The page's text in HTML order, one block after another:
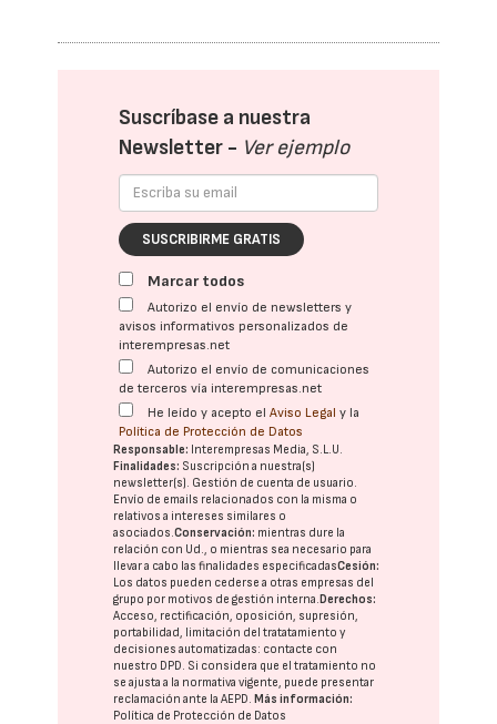
Suscríbase a nuestra
Newsletter - Ver ejemplo
SUSCRIBIRME GRATIS
Marcar todos
Autorizo el envío de newsletters y
avisos informativos personalizados de
interempresas.net
Autorizo el envío de comunicaciones
de terceros vía interempresas.net
He leído y acepto elAviso Legal y la
Política de Protección de Datos
Responsable: Interempresas Media, S.L.U.
Finalidades: Suscripción a nuestra(s)
newsletter(s). Gestión de cuenta de usuario.
Envío de emails relacionados con la misma o
relativos a intereses similares o
asociados.Conservación: mientras dure la
relación con Ud., o mientras sea necesario para
llevar a cabo las finalidades especificadasCesión:
Los datos pueden cederse a otras empresas del
grupo por motivos de gestión interna.Derechos:
Acceso, rectificación, oposición, supresión,
portabilidad, limitación del tratatamiento y
decisiones automatizadas: contacte con
nuestro DPD. Si considera que el tratamiento no
se ajusta a la normativa vigente, puede presentar
reclamación ante laAEPD.Más información:
Política de Protección de Datos